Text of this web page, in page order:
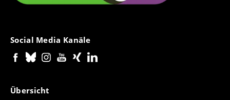
Social Media Kanäle
Übersicht